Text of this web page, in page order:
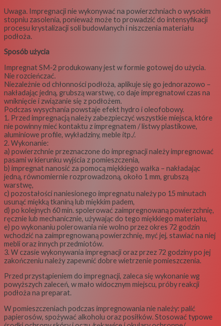
Uwaga. Impregnacji nie wykonywać na powierzchniach o wysokim
stopniu zasolenia, ponieważ może to prowadzić do intensyfikacji
procesu krystalizacji soli budowlanych i niszczenia materiału
podłoża.
Sposób użycia
Impregnat SM-2 produkowany jest w formie gotowej do użycia.
Nie rozcieńczać.
Niezależnie od chłonności podłoża, aplikuje się go jednorazowo –
nakładając jedną, grubszą warstwę, co daje impregnatowi czas na
wniknięcie i związanie się z podłożem.
Podczas wysychania powstaje efekt hydro i oleofobowy.
1. Przed impregnacją należy zabezpieczyć wszystkie miejsca, które
nie powinny mieć kontaktu z impregnatem / listwy plastikowe,
aluminiowe profile, wykładziny, meble itp./.
2. Wykonanie:
a) powierzchnie przeznaczone do impregnacji należy impregnować
pasami w kierunku wyjścia z pomieszczenia,
b) impregnat nanosić za pomocą miękkiego wałka – nakładając
jedną, równomiernie rozprowadzoną, około 1 mm, grubszą
warstwę,
c) pozostałości naniesionego impregnatu należy po 15 minutach
usunąć miękką tkaniną lub miękkim padem,
d) po kolejnych 60 min. spolerować zaimpregnowaną powierzchnię,
ręcznie lub mechanicznie, używając do tego miękkiego materiału,
e) po wykonaniu polerowania nie wolno przez okres 72 godzin
wchodzić na zaimpregnowaną powierzchnię, myć jej, stawiać na niej
mebli oraz innych przedmiotów.
3. W czasie wykonywania impregnacji oraz przez 72 godziny po jej
zakończeniu należy zapewnić dobre wietrzenie pomieszczenia.
Przed przystąpieniem do impregnacji, zaleca się wykonanie wg
powyższych zaleceń, w mało widocznym miejscu, próby reakcji
podłoża na preparat.
W pomieszczeniach podczas impregnowania nie należy: palić
papierosów, spożywać alkoholu oraz posiłków. Stosować typowe